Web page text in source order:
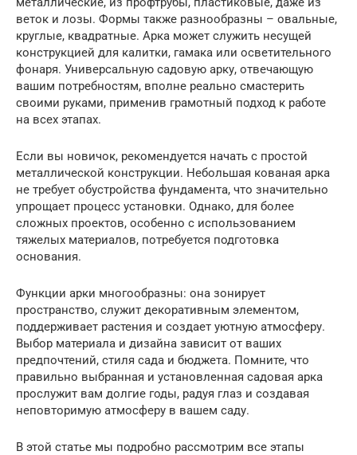
веток и лозы. Формы также разнообразны – овальные,
круглые, квадратные. Арка может служить несущей
конструкцией для калитки, гамака или осветительного
фонаря. Универсальную садовую арку, отвечающую
вашим потребностям, вполне реально смастерить
своими руками, применив грамотный подход к работе
на всех этапах.
Если вы новичок, рекомендуется начать с простой
металлической конструкции. Небольшая кованая арка
не требует обустройства фундамента, что значительно
упрощает процесс установки. Однако, для более
сложных проектов, особенно с использованием
тяжелых материалов, потребуется подготовка
основания.
Функции арки многообразны: она зонирует
пространство, служит декоративным элементом,
поддерживает растения и создает уютную атмосферу.
Выбор материала и дизайна зависит от ваших
предпочтений, стиля сада и бюджета. Помните, что
правильно выбранная и установленная садовая арка
прослужит вам долгие годы, радуя глаз и создавая
неповторимую атмосферу в вашем саду.
В этой статье мы подробно рассмотрим все этапы